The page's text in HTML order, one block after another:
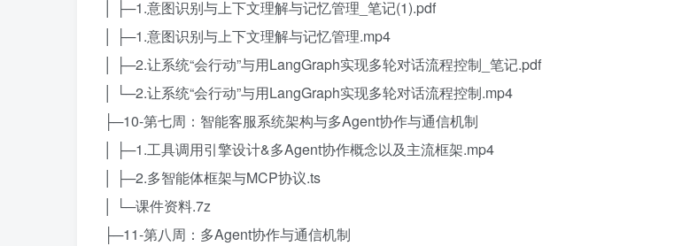
│ ├─1.意图识别与上下文理解与记忆管理_笔记(1).pdf
│ ├─1.意图识别与上下文理解与记忆管理.mp4
│ ├─2.让系统“会行动”与用LangGraph实现多轮对话流程控制_笔记.pdf
│ └─2.让系统“会行动”与用LangGraph实现多轮对话流程控制.mp4
├─10-第七周：智能客服系统架构与多Agent协作与通信机制
│ ├─1.工具调用引擎设计&多Agent协作概念以及主流框架.mp4
│ ├─2.多智能体框架与MCP协议.ts
│ └─课件资料.7z
├─11-第八周：多Agent协作与通信机制